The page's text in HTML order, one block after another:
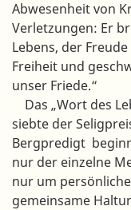
Abwesenheit von
Verletzungen: Er
Lebens, der
Freiheit und
unser Friede.“
Das „Wort des
siebte der
Bergpredigt
nur der einzelne
nur um
gemeinsame